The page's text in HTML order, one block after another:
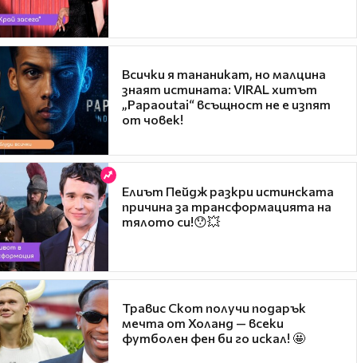
Всички я тананикат, но малцина
знаят истината: VIRAL хитът
„Papaoutai“ всъщност не е изпят
от човек!
Елиът Пейдж разкри истинската
причина за трансформацията на
тялото си!😯💥
Травис Скот получи подарък
мечта от Холанд — всеки
футболен фен би го искал! 🤩